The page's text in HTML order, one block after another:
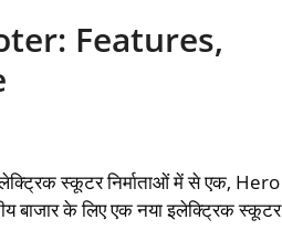
Features,
स्कूटर निर्माताओं में से एक, Hero
बाजार के लिए एक नया इलेक्ट्रिक स्कूटर